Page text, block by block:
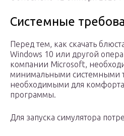
Системные
Перед тем, как скачать
Windows 10 или другой
компании Microsoft,
минимальными системными
необходимыми для
программы.
Для запуска симулятора